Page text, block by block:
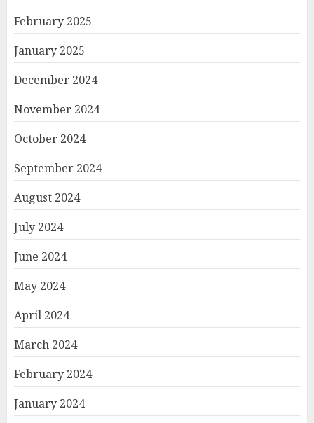
February 2025
January 2025
December 2024
November 2024
October 2024
September 2024
August 2024
July 2024
June 2024
May 2024
April 2024
March 2024
February 2024
January 2024